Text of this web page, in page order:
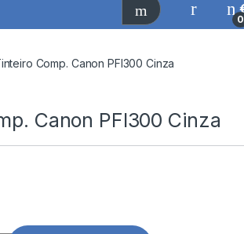
0
Comp. Canon PFI300 Cinza
Canon PFI300 Cinza